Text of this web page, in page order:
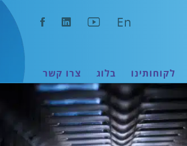
נפתח
חדש
נפתח
חדש
נפתח
חדש
En
לקוחותינו בלוג צרו קשר